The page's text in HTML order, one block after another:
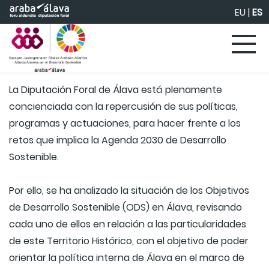
Saltar al contenido principal EU|ES
La Diputación Foral de Álava está plenamente
concienciada con la repercusión de sus políticas,
programas y actuaciones, para hacer frente a los
retos que implica la Agenda 2030 de Desarrollo
Sostenible.
Por ello, se ha analizado la situación de los Objetivos
de Desarrollo Sostenible (ODS) en Álava, revisando
cada uno de ellos en relación a las particularidades
de este Territorio Histórico, con el objetivo de poder
orientar la política interna de Álava en el marco de